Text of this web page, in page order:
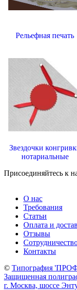
Рельефная печать
Звездочки
нотариальные
Присоединяйтесь к
О нас
Требования
Статьи
Оплата и
Отзывы
Контакты
© Типография
Защищенная
г. Москва, шоссе